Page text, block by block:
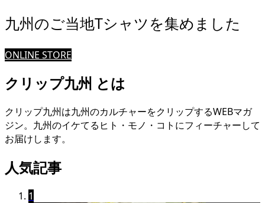
九州のご当地Tシャツを集めました
ONLINE STORE
クリップ九州 とは
クリップ九州は九州のカルチャーをクリップするWEBマガ
ジン。九州のイケてるヒト・モノ・コトにフィーチャーして
お届けします。
人気記事
1